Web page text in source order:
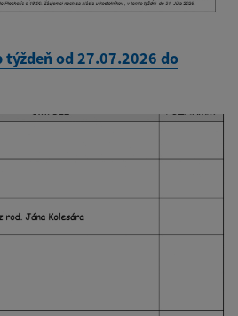
od 27.07.2026 do